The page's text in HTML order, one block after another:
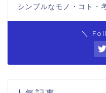
シンプルなモノ・コト・
＼